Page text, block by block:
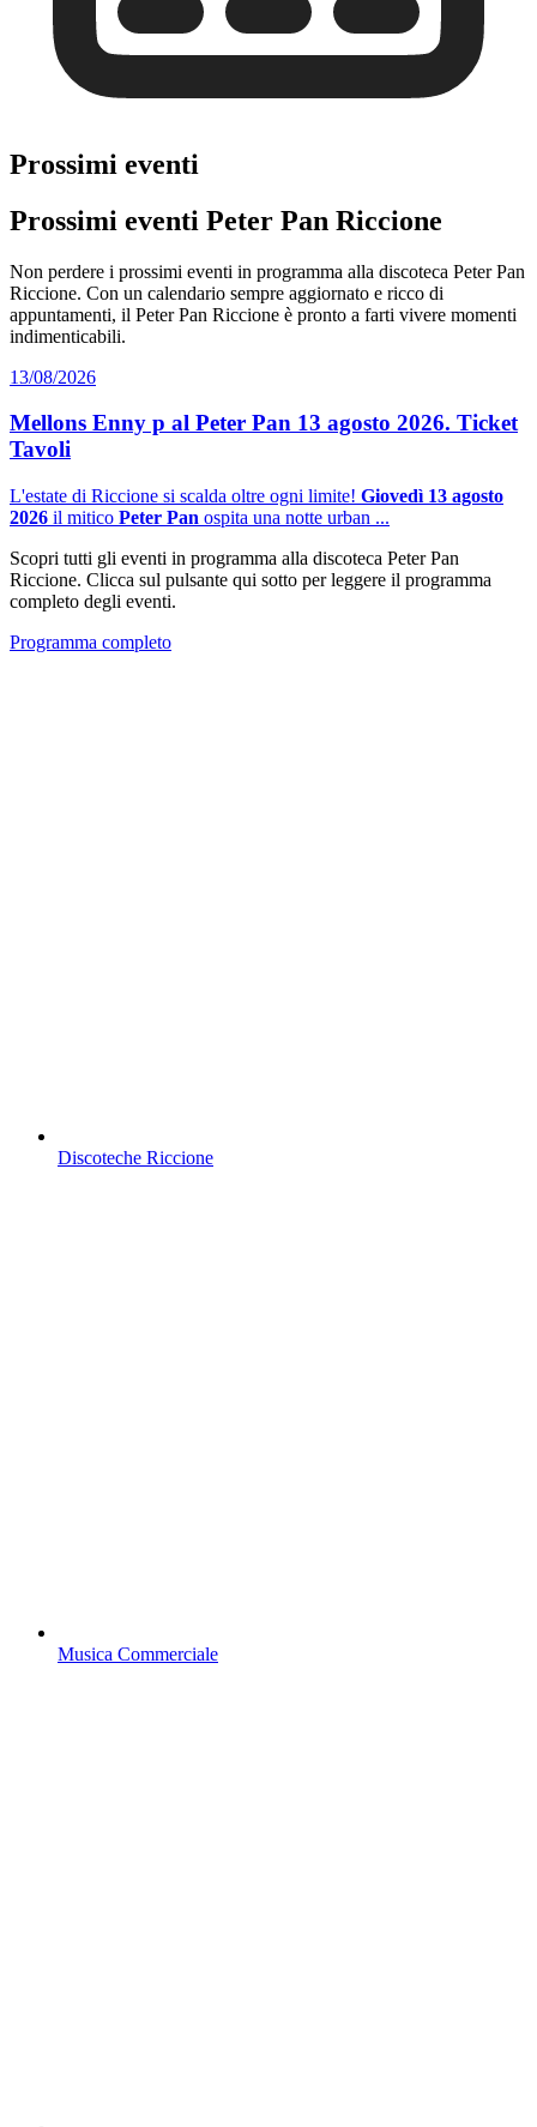
Prossimi eventi
Prossimi eventi Peter Pan Riccione
Non perdere i prossimi eventi in programma alla discoteca Peter Pan
Riccione. Con un calendario sempre aggiornato e ricco di
appuntamenti, il Peter Pan Riccione è pronto a farti vivere momenti
indimenticabili.
13/08/2026
Mellons Enny p al Peter Pan 13 agosto 2026. Ticket
Tavoli
L'estate di Riccione si scalda oltre ogni limite! Giovedì 13 agosto
2026 il mitico Peter Pan ospita una notte urban ...
Scopri tutti gli eventi in programma alla discoteca Peter Pan
Riccione. Clicca sul pulsante qui sotto per leggere il programma
completo degli eventi.
Programma completo
Discoteche Riccione
Musica Commerciale